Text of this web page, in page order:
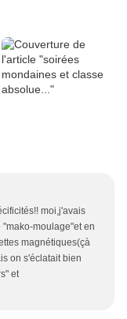
moi,j'avais
moulage"et en
magnétiques(çà
on s'éclatait bien
et